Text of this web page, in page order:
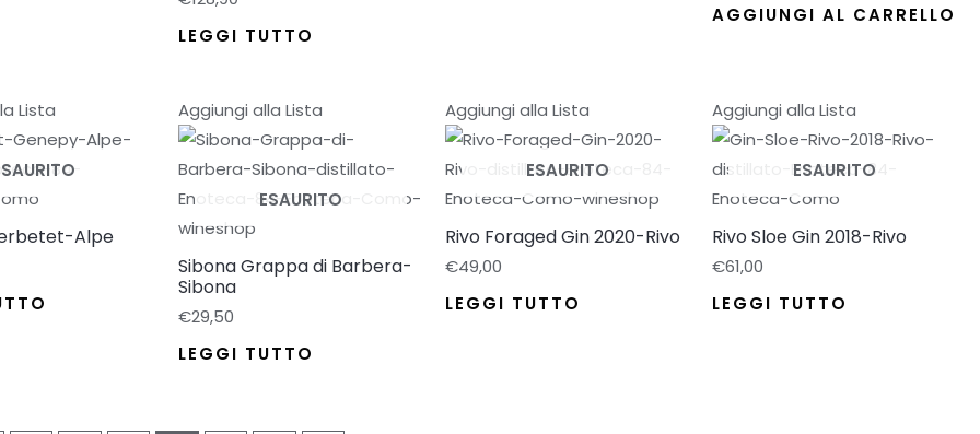
LEGGI TUTTO
AGGIUNGI AL CARRELLO
Lista
Alpe
Aggiungi alla Lista
ESAURITO
Sibona Grappa di Barbera-
Sibona
€29,50
LEGGI TUTTO
Aggiungi alla Lista
ESAURITO
Rivo Foraged Gin 2020-Rivo
€49,00
LEGGI TUTTO
Aggiungi alla Lista
ESAURITO
Rivo Sloe Gin 2018-Rivo
€61,00
LEGGI TUTTO